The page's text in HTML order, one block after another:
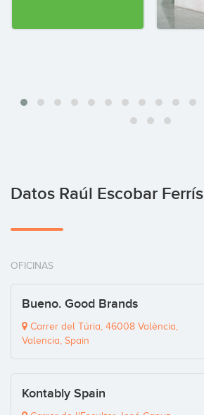
Datos Raúl Escobar Ferrís
OFICINAS
Bueno. Good Brands
Carrer del Túria, 46008 València,
Valencia, Spain
Kontably Spain